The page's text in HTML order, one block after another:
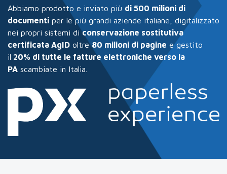
Abbiamo prodotto e inviato più di 500 milioni di
documenti per le più grandi aziende italiane, digitalizzato
nei propri sistemi diconservazione sostitutiva
certificata AgID oltre80 milioni di pagine e gestito
il 20% di tutte le fatture elettroniche verso la
PA scambiate in Italia.